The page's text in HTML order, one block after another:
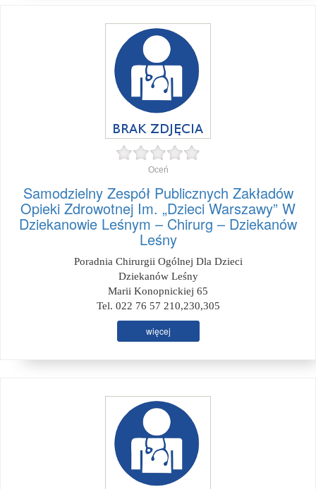
Oceń
Samodzielny Zespół Publicznych Zakładów
Opieki Zdrowotnej Im. „Dzieci Warszawy” W
Dziekanowie Leśnym – Chirurg – Dziekanów
Leśny
Poradnia Chirurgii Ogólnej Dla Dzieci
Dziekanów Leśny
Marii Konopnickiej 65
Tel. 022 76 57 210,230,305
więcej